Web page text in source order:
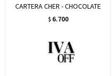
CARTERA CHER - CHOCOLATE
$ 6.700